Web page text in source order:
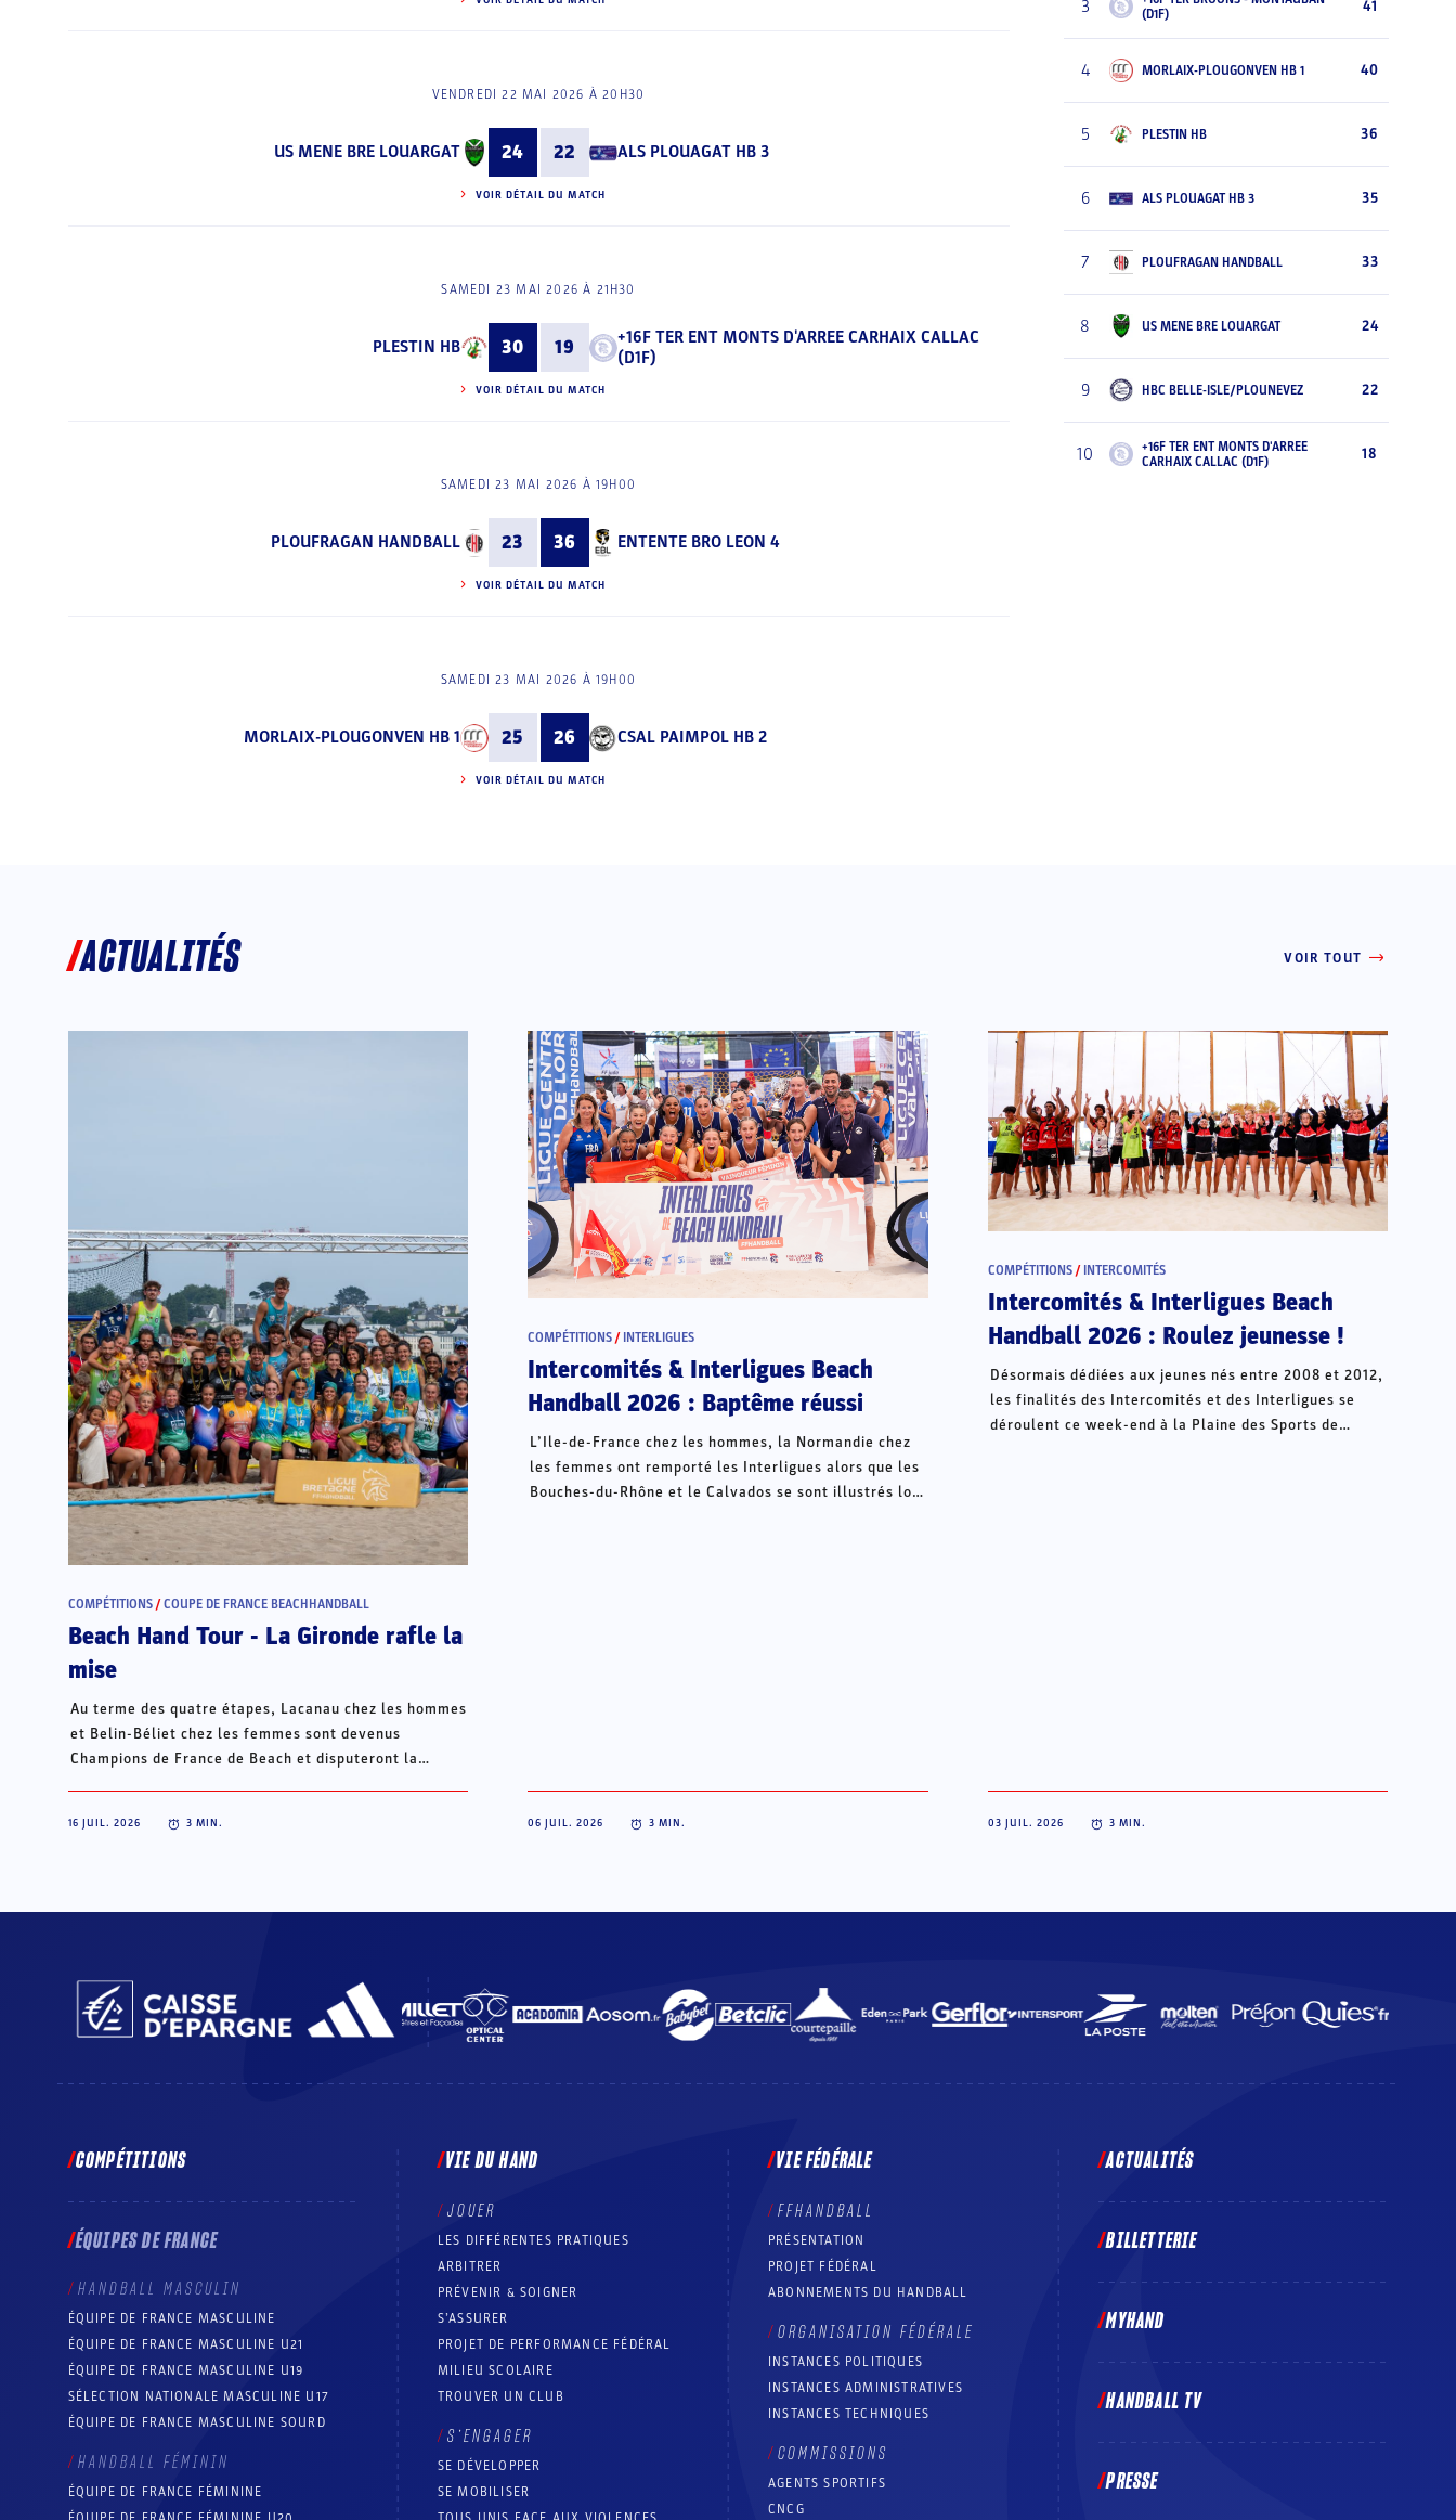
VENDREDI 22 MAI 2026 À 20H30
US MENE BRE LOUARGAT 24 22 ALS PLOUAGAT HB 3
VOIR DÉTAIL DU MATCH
SAMEDI 23 MAI 2026 À 21H30
PLESTIN HB 30 19
+16F TER ENT MONTS D'ARREE CARHAIX CALLAC
(D1F)
VOIR DÉTAIL DU MATCH
SAMEDI 23 MAI 2026 À 19H00
PLOUFRAGAN HANDBALL 23 36 ENTENTE BRO LEON 4
VOIR DÉTAIL DU MATCH
SAMEDI 23 MAI 2026 À 19H00
MORLAIX-PLOUGONVEN HB 1 25 26 CSAL PAIMPOL HB 2
VOIR DÉTAIL DU MATCH
3
(D1F)
41
4 MORLAIX-PLOUGONVEN HB 1 40
5 PLESTIN HB 36
6 ALS PLOUAGAT HB 3 35
7 PLOUFRAGAN HANDBALL 33
8 US MENE BRE LOUARGAT 24
9 HBC BELLE-ISLE/PLOUNEVEZ 22
10
+16F TER ENT MONTS D'ARREE
CARHAIX CALLAC (D1F)
18
ACTUALITÉS VOIR TOUT
COMPÉTITIONS /COUPE DE FRANCE BEACHHANDBALL
Beach Hand Tour - La Gironde rafle la
mise
Au terme des quatre étapes, Lacanau chez les hommes
et Belin-Béliet chez les femmes sont devenus
Champions de France de Beach et disputeront la
16 JUIL. 2026 3 MIN.
COMPÉTITIONS / INTERLIGUES
Intercomités & Interligues Beach
Handball 2026 : Baptême réussi
L’Ile-de-France chez les hommes, la Normandie chez
les femmes ont remporté les Interligues alors que les
Bouches-du-Rhône et le Calvados se sont illustrés lors
06 JUIL. 2026 3 MIN.
COMPÉTITIONS / INTERCOMITÉS
Intercomités & Interligues Beach
Handball 2026 : Roulez jeunesse !
Désormais dédiées aux jeunes nés entre 2008 et 2012,
les finalités des Intercomités et des Interligues se
déroulent ce week-end à la Plaine des Sports de
03 JUIL. 2026 3 MIN.
COMPÉTITIONS
ÉQUIPES DE FRANCE
HANDBALL MASCULIN
ÉQUIPE DE FRANCE MASCULINE
ÉQUIPE DE FRANCE MASCULINE U21
ÉQUIPE DE FRANCE MASCULINE U19
SÉLECTION NATIONALE MASCULINE U17
ÉQUIPE DE FRANCE MASCULINE SOURD
HANDBALL FÉMININ
ÉQUIPE DE FRANCE FÉMININE
VIE DU HAND
JOUER
LES DIFFÉRENTES PRATIQUES
ARBITRER
PRÉVENIR & SOIGNER
S’ASSURER
PROJET DE PERFORMANCE FÉDÉRAL
MILIEU SCOLAIRE
TROUVER UN CLUB
S’ENGAGER
SE DÉVELOPPER
SE MOBILISER
VIE FÉDÉRALE
FFHANDBALL
PRÉSENTATION
PROJET FÉDÉRAL
ABONNEMENTS DU HANDBALL
ORGANISATION FÉDÉRALE
INSTANCES POLITIQUES
INSTANCES ADMINISTRATIVES
INSTANCES TECHNIQUES
COMMISSIONS
AGENTS SPORTIFS
CNCG
ACTUALITÉS
BILLETTERIE
MYHAND
HANDBALL TV
PRESSE